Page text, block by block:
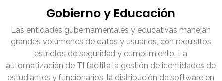
Gobierno y Educación
Las entidades gubernamentales y educativas manejan
grandes volúmenes de datos y usuarios, con requisitos
estrictos de seguridad y cumplimiento. La
automatización de TI facilita la gestión de identidades de
estudiantes y funcionarios, la distribución de software en